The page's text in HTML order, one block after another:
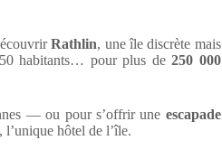
Rathlin, une île discrète mais
habitants… pour plus de250 000
— ou pour s’offrir une escapade
, l’unique hôtel de l’île.